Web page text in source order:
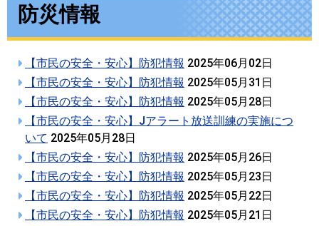
防災情報
【市民の安全・安心】防犯情報 2025年06月02日
【市民の安全・安心】防犯情報 2025年05月31日
【市民の安全・安心】防犯情報 2025年05月28日
【市民の安全・安心】Jアラート放送訓練の実施につ
いて 2025年05月28日
【市民の安全・安心】防犯情報 2025年05月26日
【市民の安全・安心】防犯情報 2025年05月23日
【市民の安全・安心】防犯情報 2025年05月22日
【市民の安全・安心】防犯情報 2025年05月21日